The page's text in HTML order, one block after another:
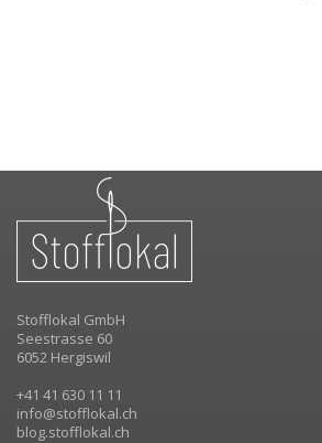
Stofflokal GmbH
Seestrasse 60
6052 Hergiswil
+41 41 630 11 11
info@stofflokal.ch
blog.stofflokal.ch